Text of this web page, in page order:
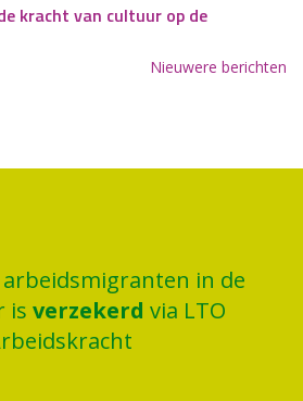
kracht van cultuur op de
Nieuwere berichten
arbeidsmigranten in de
is verzekerd via LTO